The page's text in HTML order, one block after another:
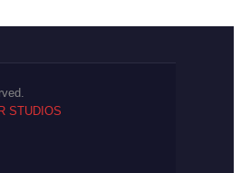
STUDIOS